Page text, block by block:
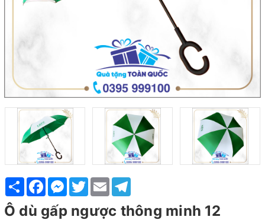
Share FacebookMessenger
TwitterEmail
Ô dù gấp ngược thông minh 12